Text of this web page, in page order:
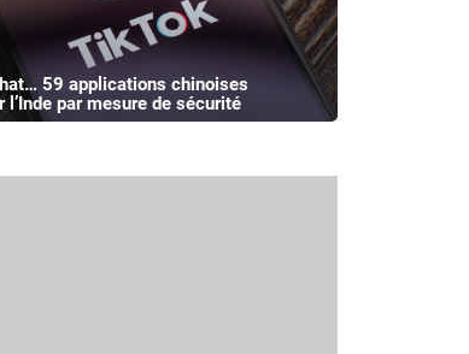
59 applications chinoises
l’Inde par mesure de sécurité